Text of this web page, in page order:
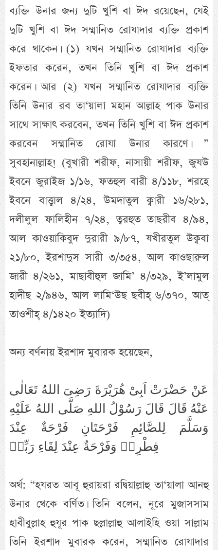
ব্যক্তি উনার জন্য দুটি খুশি বা ঈদ রয়েছেন, যেই
দুটি খুশি বা ঈদ সম্মানিত রোযাদার ব্যক্তি প্রকাশ
করে থাকেন। (১) যখন সম্মানিত রোযাদার ব্যক্তি
ইফতার করেন, তখন তিনি খুশি বা ঈদ প্রকাশ
করেন। আর (২) যখন সম্মানিত রোযাদার ব্যক্তি
তিনি উনার রব তা‘য়ালা মহান আল্লাহ পাক উনার
সাথে সাক্ষাৎ করবেন, তখন তিনি খুশি বা ঈদ প্রকাশ
করবেন সম্মানিত রোযা উনার কারণে। ”
সুবহানাল্লাহ! (বুখারী শরীফ, নাসায়ী শরীফ, জুযউ
ইবনে জুরাইজ ১/১৬, ফতহুল বারী ৪/১১৮, শরহে
ইবনে বাত্ত্বাল ৪/২৪, উমদাতুল ক্বারী ১৬/২৮১,
দলীলুল ফালিহীন ৭/২৪, ত্বরহুত তাছরীব ৪/৯৪,
আল কাওয়াকিবুদ দুরারী ৯/৮৭, যখীরতুল উক্ববা
২১/৮০, ইরশাদুস সারী ৩/৩৫৪, আল কাওছারুল
জারী ৪/২৬১, মাছাবীহুল জামি’ ৪/৩২৯, ই’লামুল
হাদীছ ২/৯৪৬, আল লামি‘উছ ছবীহ্ ৬/৩৭০, আত্
তাওশীহ্ ৪/১৪২০ ইত্যাদি)
অন্য বর্ণনায় ইরশাদ মুবারক হয়েছেন,
عَنْ حَضْرَتْ اَبِىْ هُرَيْرَةَ رَضِىَ اللهُ تَعَالٰى
عَنْهُ قَالَ قَالَ رَسُوْلُ اللهِ صَلَّى اللهُ عَلَيْهِ
وَسَلَّمَ لِلصَّائِمِ فَرْحَتَانِ فَرْحَةٌ عِنْدَ
فِطْرِهٖ وَفَرْحَةٌ عِنْدَ لِقَاءِ رَبِّهٖ
অর্থ: “হযরত আবূ হুরায়রা রদ্বিয়াল্লাহু তা‘য়ালা আনহু
উনার থেকে বর্ণিত। তিনি বলেন, নূরে মুজাসসাম
হাবীবুল্লাহ হুযূর পাক ছল্লাল্লাহু আলাইহি ওয়া সাল্লাম
তিনি ইরশাদ মুবারক করেন, সম্মানিত রোযাদার